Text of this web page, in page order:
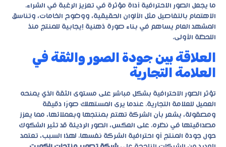
ما يجعل الصور الاحترافية أداة مؤثرة في تعزيز الرغبة في الشراء.
الاهتمام بالتفاصيل مثل الألوان الحقيقية، ووضوح الخامات، وتناسق
المشهد العام يساهم في بناء صورة ذهنية إيجابية للمنتج منذ
اللحظة الأولى.
العلاقة بين جودة الصور والثقة في
العلامة التجارية
تؤثر الصور الاحترافية بشكل مباشر على مستوى الثقة الذي يمنحه
العميل للعلامة التجارية. عندما يرى المستهلك صورًا دقيقة
ومصقولة، يشعر بأن الشركة تهتم بمنتجها وبعملائها، مما يعزز
مصداقيتها في نظره. على العكس، الصور الرديئة قد تثير الشكوك
حول جودة المنتج أو احترافية الشركة نفسها. لهذا السبب، تعتمد